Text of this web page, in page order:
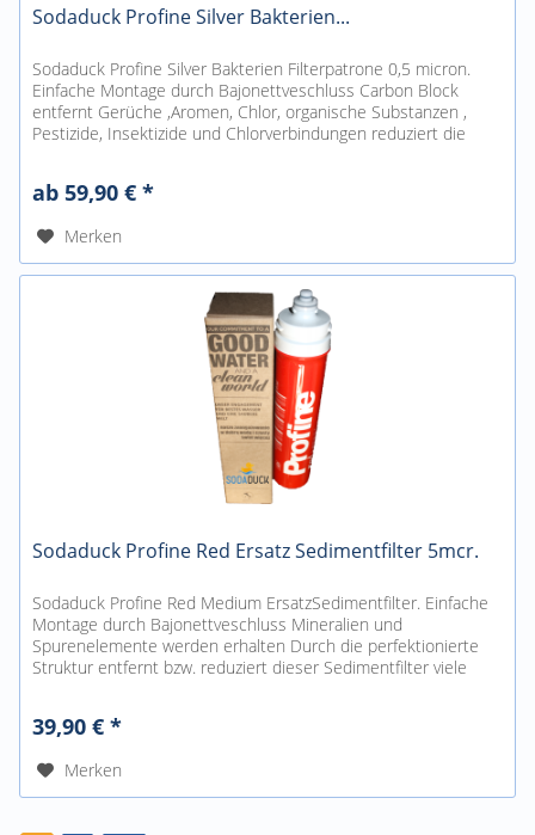
Sodaduck Profine Silver Bakterien...
Sodaduck Profine Silver Bakterien Filterpatrone 0,5 micron.
Einfache Montage durch Bajonettveschluss Carbon Block
entfernt Gerüche ,Aromen, Chlor, organische Substanzen ,
Pestizide, Insektizide und Chlorverbindungen reduziert die
ab 59,90 € *
Merken
Sodaduck Profine Red Ersatz Sedimentfilter 5mcr.
Sodaduck Profine Red Medium ErsatzSedimentfilter. Einfache
Montage durch Bajonettveschluss Mineralien und
Spurenelemente werden erhalten Durch die perfektionierte
Struktur entfernt bzw. reduziert dieser Sedimentfilter viele
39,90 € *
Merken